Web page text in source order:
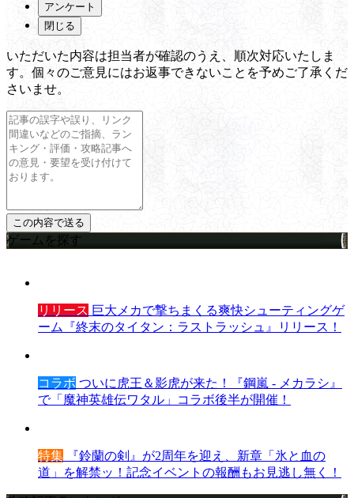
アンケート
閉じる
いただいた内容は担当者が確認のうえ、順次対応いたしま
す。個々のご意見にはお返事できないことを予めご了承くだ
さいませ。
ゲームを探す
リリース 巨大メカで撃ちまくる爽快シューティングゲ
ーム『終末のタイタン：ラストラッシュ』リリース！
コラボ ついに虎王＆影虎が来た！『鋼嵐 - メカラシ』
で「魔神英雄伝ワタル」コラボ後半が開催！
特集 『鈴蘭の剣』が2周年を迎え、新章「氷と血の
道」を解禁ッ！記念イベントの報酬もお見逃し無く！